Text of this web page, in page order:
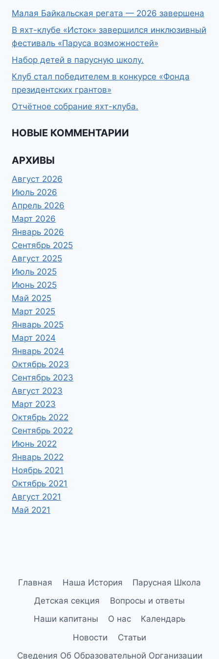
Малая Байкальская регата — 2026 завершена
В яхт-клубе «Исток» завершился инклюзивный
фестиваль «Паруса возможностей»
Набор детей в парусную школу.
Клуб стал победителем в конкурсе «Фонда
президентских грантов»
Отчётное собрание яхт-клуба.
НОВЫЕ КОММЕНТАРИИ
АРХИВЫ
Август 2026
Июль 2026
Апрель 2026
Март 2026
Январь 2026
Сентябрь 2025
Август 2025
Июль 2025
Июнь 2025
Май 2025
Март 2025
Январь 2025
Март 2024
Январь 2024
Октябрь 2023
Сентябрь 2023
Август 2023
Март 2023
Октябрь 2022
Сентябрь 2022
Июнь 2022
Январь 2022
Ноябрь 2021
Октябрь 2021
Август 2021
Май 2021
Главная Наша История
Парусная Школа
Детская секция
Вопросы и ответы
Наши капитаны
О нас
Календарь
Новости
Статьи
Сведения Об Образовательной Организации